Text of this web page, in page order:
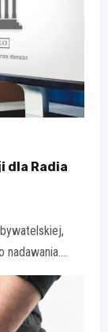
dla Radia
nadawania.…